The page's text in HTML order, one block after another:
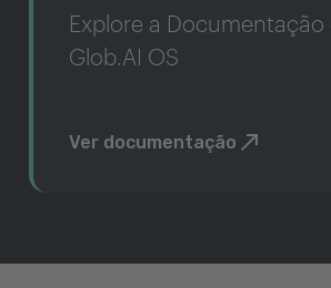
Explore a Documentação
Glob.AI OS
Ver documentação